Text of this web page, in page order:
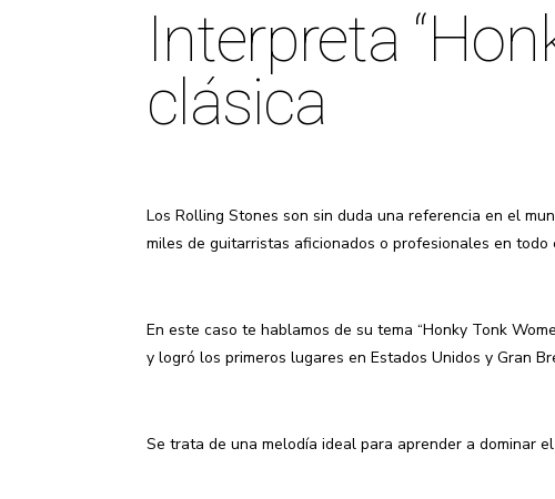
Interpreta
clásica
Los Rolling Stones son sin duda una referencia en el
miles de guitarristas aficionados o profesionales en todo
En este caso te hablamos de su tema “Honky Tonk
y logró los primeros lugares en Estados Unidos y Gran
Se trata de una melodía ideal para aprender a dominar